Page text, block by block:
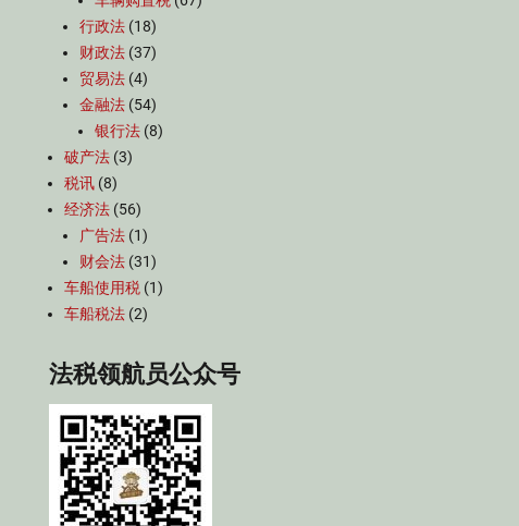
行政法 (18)
财政法 (37)
贸易法 (4)
金融法 (54)
银行法 (8)
破产法 (3)
税讯 (8)
经济法 (56)
广告法 (1)
财会法 (31)
车船使用税 (1)
车船税法 (2)
法税领航员公众号